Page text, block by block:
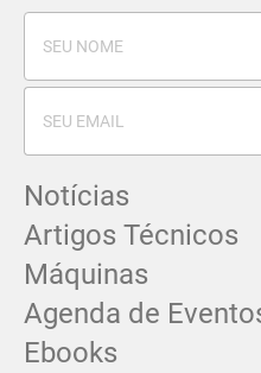
Notícias
Artigos Técnicos
Máquinas
Agenda de
Ebooks